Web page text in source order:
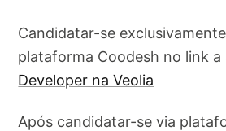
Candidatar-se
plataforma Coodesh no link
Developer na Veolia
Após candidatar-se via